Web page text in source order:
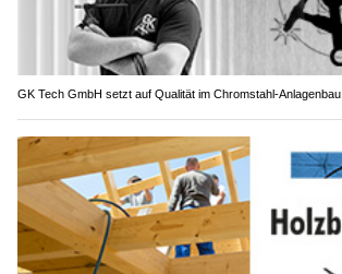
GK Tech GmbH setzt auf Qualität im Chromstahl-Anlagenbau